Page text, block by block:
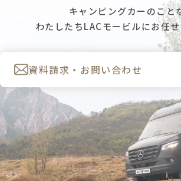
キャンピングカーのこと
わたしたちLACモービルにお任
資料請求・お問い合わせ